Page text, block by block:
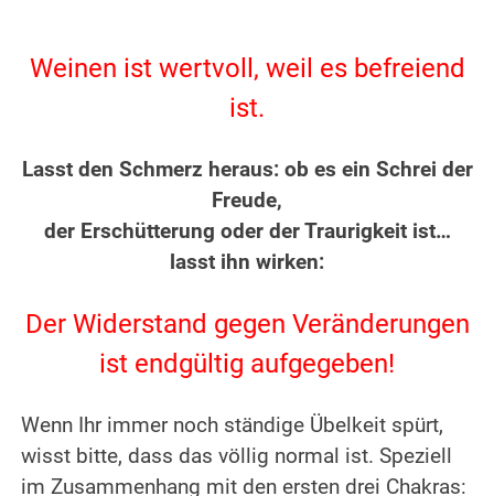
Weinen ist wertvoll, weil es befreiend
ist.
Lasst den Schmerz heraus: ob es ein Schrei der
Freude,
der Erschütterung oder der Traurigkeit ist…
lasst ihn wirken:
Der Widerstand gegen Veränderungen
ist endgültig aufgegeben!
Wenn Ihr immer noch ständige Übelkeit spürt,
wisst bitte, dass das völlig normal ist.Speziell
im Zusammenhang mit den ersten drei Chakras: